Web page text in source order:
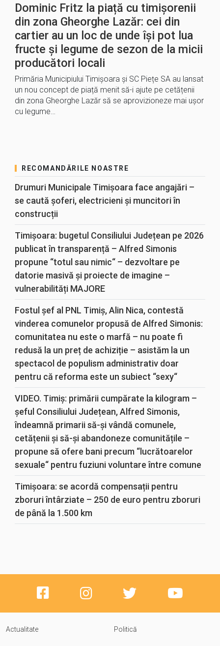
Dominic Fritz la piață cu timișorenii
din zona Gheorghe Lazăr: cei din
cartier au un loc de unde își pot lua
fructe și legume de sezon de la micii
producători locali
Primăria Municipiului Timișoara și SC Piețe SA au lansat
un nou concept de piață menit să-i ajute pe cetățenii
din zona Gheorghe Lazăr să se aprovizioneze mai ușor
cu legume…
RECOMANDĂRILE NOASTRE
Drumuri Municipale Timișoara face angajări –
se caută șoferi, electricieni și muncitori în
construcții
Timișoara: bugetul Consiliului Județean pe 2026
publicat în transparență – Alfred Simonis
propune “totul sau nimic“ – dezvoltare pe
datorie masivă și proiecte de imagine –
vulnerabilități MAJORE
Fostul șef al PNL Timiș, Alin Nica, contestă
vinderea comunelor propusă de Alfred Simonis:
comunitatea nu este o marfă – nu poate fi
redusă la un preț de achiziție – asistăm la un
spectacol de populism administrativ doar
pentru că reforma este un subiect “sexy“
VIDEO. Timiș: primării cumpărate la kilogram –
șeful Consiliului Județean, Alfred Simonis,
îndeamnă primarii să-și vândă comunele,
cetățenii și să-și abandoneze comunitățile –
propune să ofere bani precum “lucrătoarelor
sexuale“ pentru fuziuni voluntare între comune
Timișoara: se acordă compensații pentru
zboruri întârziate – 250 de euro pentru zboruri
de până la 1.500 km
Actualitate Politică